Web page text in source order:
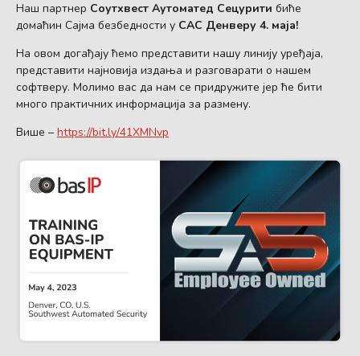
Наш партнер Соутхвест Аутоматед Сецурити биће
домаћин Сајма безбедности у САС Денверу 4. маја!
На овом догађају ћемо представити нашу линију уређаја,
представити најновија издања и разговарати о нашем
софтверу. Молимо вас да нам се придружите јер ће бити
много практичних информација за размену.
Више – https://bit.ly/41XMNvp